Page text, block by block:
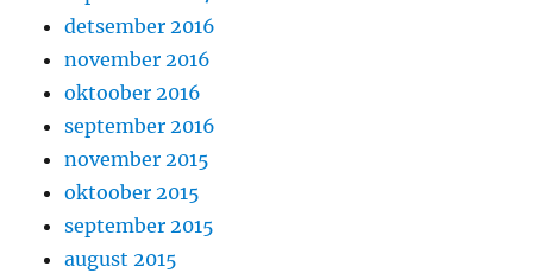
detsember 2016
november 2016
oktoober 2016
september 2016
november 2015
oktoober 2015
september 2015
august 2015